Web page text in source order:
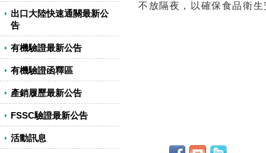
出口大陸快速通關最新公
告
有機驗證最新公告
有機驗證函釋區
產銷履歷最新公告
FSSC驗證最新公告
活動訊息
不放隔夜，以確保食品衛生